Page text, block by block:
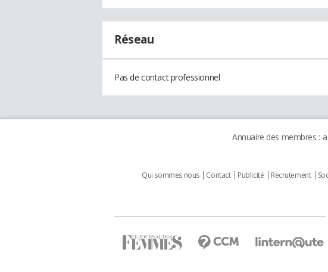
Réseau
Pas de contact professionnel
Annuaire des membres : a
Qui sommes nous Contact Publicité Recrutement